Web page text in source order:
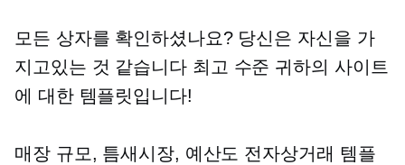
모든 상자를 확인하셨나요? 당신은 자신을 가
지고있는 것 같습니다 최고 수준 귀하의 사이트
에 대한 템플릿입니다!
매장 규모, 틈새시장, 예산도 전자상거래 템플